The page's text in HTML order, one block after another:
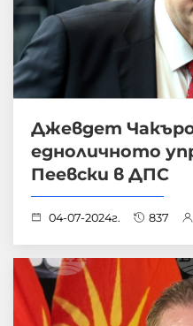
Джевдет
едноличното
Пеевски в ДПС
04-07-2024г. 837